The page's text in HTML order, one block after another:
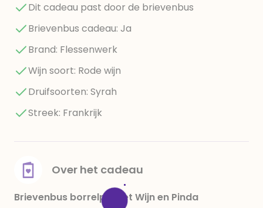
Dit cadeau past door de brievenbus
Brievenbus cadeau: Ja
Brand: Flessenwerk
Wijn soort: Rode wijn
Druifsoorten: Syrah
Streek: Frankrijk
Over het cadeau
Brievenbus borrelpakket Wijn en Pinda